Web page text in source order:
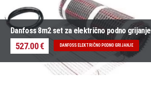
Danfoss 8m2 set za električno podno grijanje
527.00 € DANFOSS ELEKTRIČNO PODNO GRIJANJE